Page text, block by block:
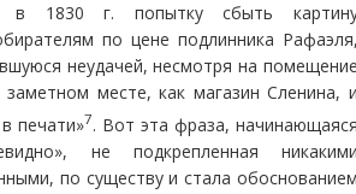
в 1830 г. попытку сбыть
по цене подлинника
неудачей, несмотря на
месте, как магазин Сленина,
печати»7. Вот эта фраза,
не подкрепленная
по существу и стала